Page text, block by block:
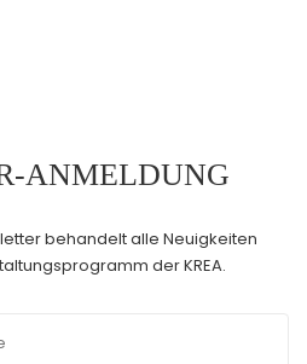
ANMELDUNG
behandelt alle Neuigkeiten
der KREA.